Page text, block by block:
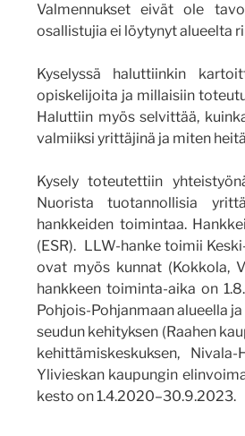
Valmennukset eivät ole
osallistujia ei löytynyt alueelta
Kyselyssä haluttiinkin
opiskelijoita ja millaisiin
Haluttiin myös selvittää,
valmiiksi yrittäjinä ja miten
Kysely toteutettiin
Nuorista tuotannollisia
hankkeiden toimintaa.
(ESR). LLW-hanke toimii
ovat myös kunnat (Kokkola,
hankkeen toiminta-aika on
Pohjois-Pohjanmaan alueella
seudun kehityksen (Raahen
kehittämiskeskuksen,
Ylivieskan kaupungin
kesto on 1.4.2020–30.9.2023.